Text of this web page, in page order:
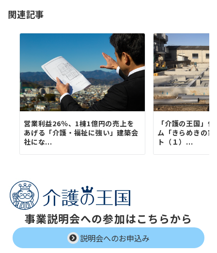
ン
関連記事
営業利益26％、1棟1億円の売上を
あげる「介護・福祉に強い」建築会
社にな...
「介護の王国」
ム「きらめきの
ト（１）...
事業説明会への参加はこちらから
説明会へのお申込み